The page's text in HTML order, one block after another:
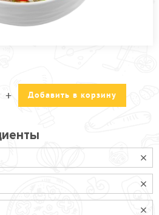
ПРОЧЕЕ
ПИЦЦЕРИЯ
+ Добавить в корзину